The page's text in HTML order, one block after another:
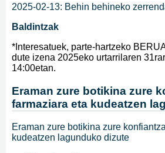
2025-02-13: Behin behineko
Baldintzak
*Interesatuek, parte-hartzeko
dute izena 2025eko urtarrilaren
14:00etan.
Eraman zure botikina zure
farmaziara eta kudeatzen
Eraman zure botikina zure
kudeatzen lagunduko dizute